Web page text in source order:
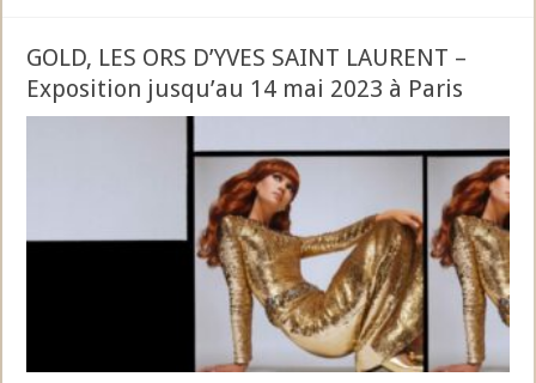
GOLD, LES ORS D’YVES SAINT LAURENT –
Exposition jusqu’au 14 mai 2023 à Paris